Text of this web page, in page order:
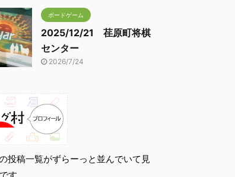
ボードゲーム
2025/12/21 荏原町将棋
センター
2026/7/24
投稿一覧がずらーっと並んでいて見